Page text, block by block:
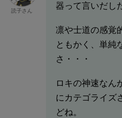
読子さん
器って言いだし
凛や士道の感覚
ともかく、単純
さ・・・
ロキの神速なん
にカテゴライズ
どね。